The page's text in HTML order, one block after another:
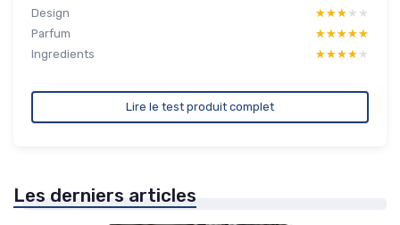
Design
★★★★★
★★★★★
Parfum
★★★★★
★★★★★
Ingredients
★★★★★
★★★★★
Lire le test produit complet
Les derniers articles